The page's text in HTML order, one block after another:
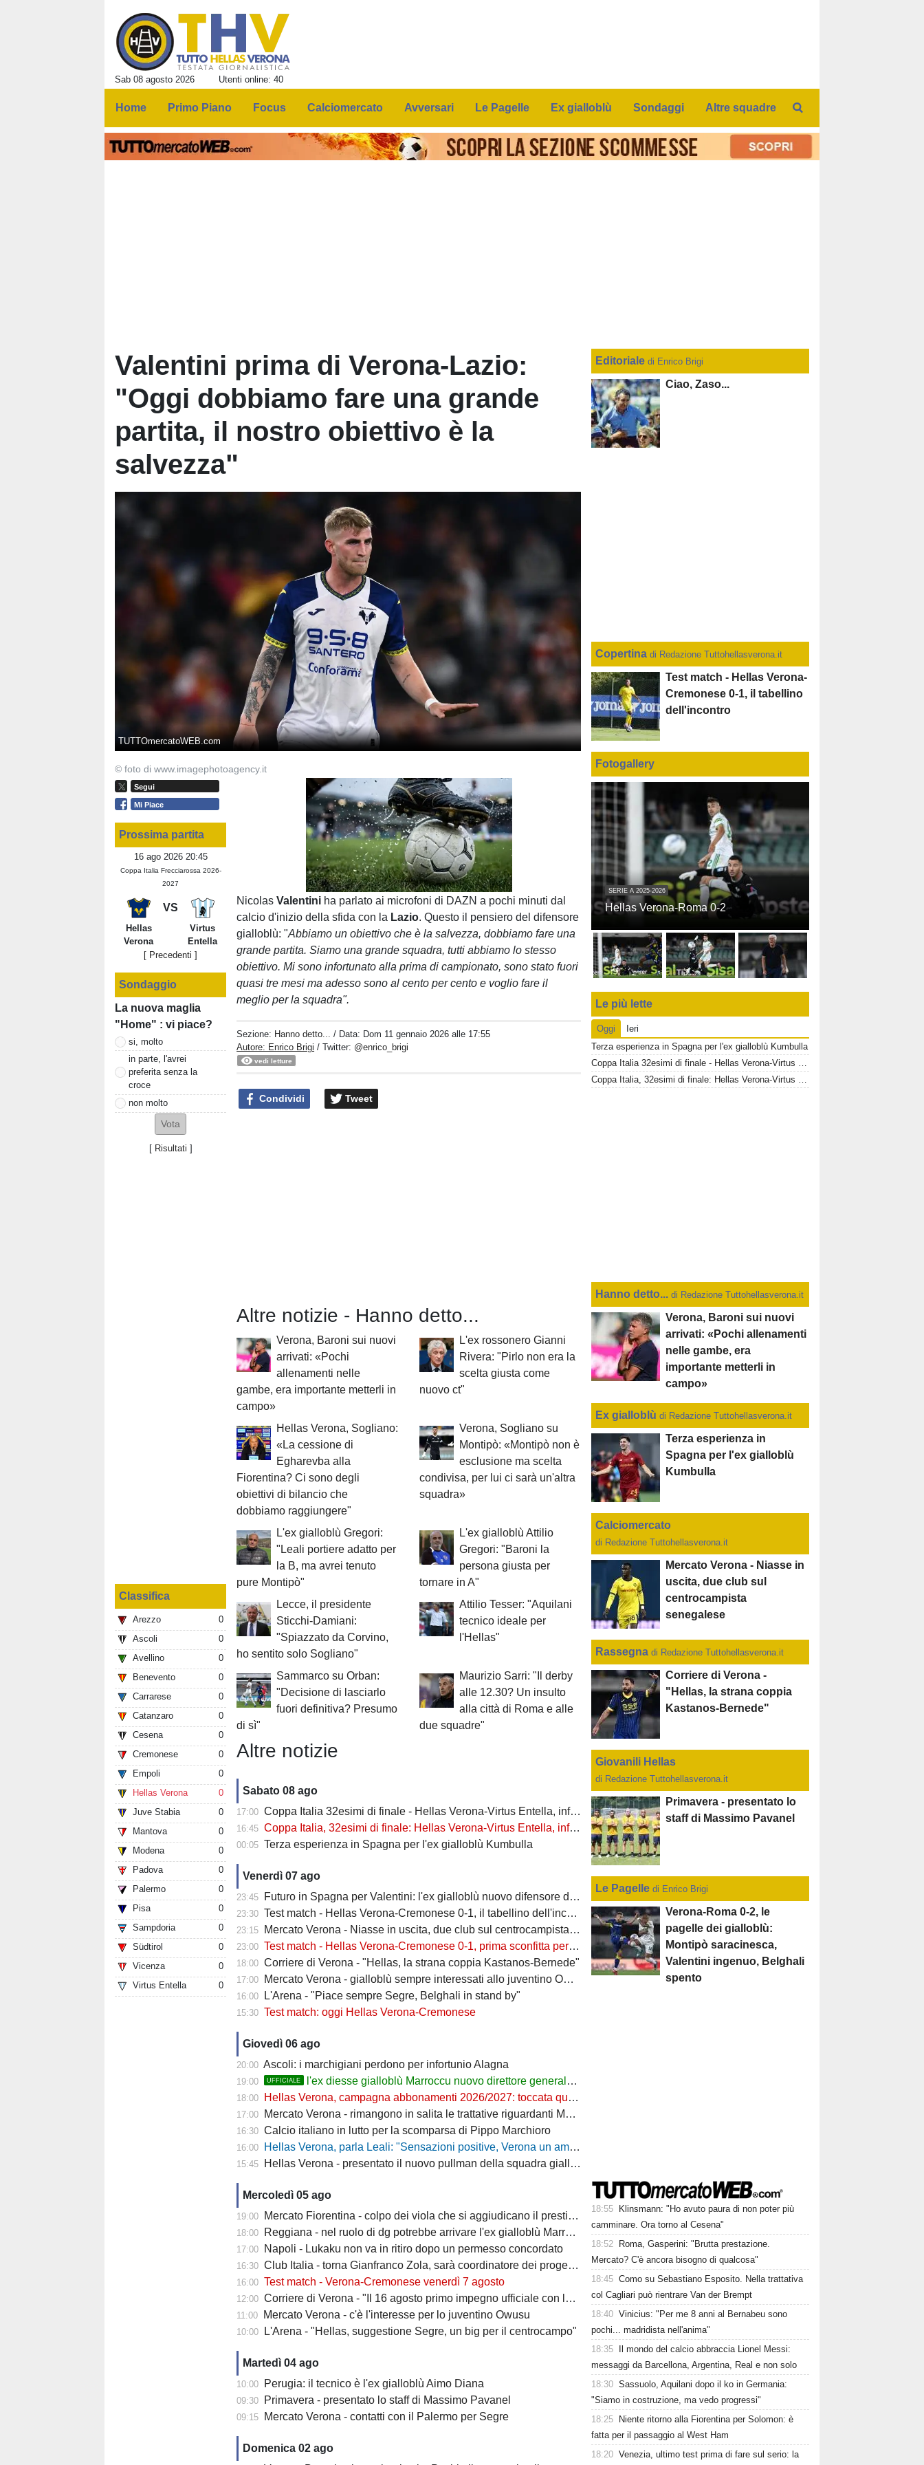
Sab 08 agosto 2026 Utenti online: 40
Home Primo Piano Focus Calciomercato Avversari Le Pagelle Ex gialloblù Sondaggi Altre squadre
Valentini prima di Verona-Lazio:
"Oggi dobbiamo fare una grande
partita, il nostro obiettivo è la
salvezza"
TUTTOmercatoWEB.com
© foto di www.imagephotoagency.it
Segui
Mi Piace
Prossima partita
16 ago 2026 20:45
Coppa Italia Frecciarossa 2026-
2027
VS
Hellas
Verona
Virtus
Entella
[ Precedenti ]
Sondaggio
La nuova maglia
"Home" : vi piace?
si, molto
in parte, l'avrei
preferita senza la
croce
non molto
[ Risultati ]
Classifica
Arezzo
0
Ascoli
0
Avellino
0
Benevento
0
Carrarese
0
Catanzaro
0
Cesena
0
Cremonese
0
Empoli
0
Hellas Verona
0
Juve Stabia
0
Mantova
0
Modena
0
Padova
0
Palermo
0
Pisa
0
Sampdoria
0
Südtirol
0
Vicenza
0
Virtus Entella
0
Unmute
Loaded:
100.00%
NicolasValentini ha parlato ai microfoni di DAZN a pochi minuti dal
calcio d'inizio della sfida con la Lazio. Questo il pensiero del difensore
gialloblù: "Abbiamo un obiettivo che è la salvezza, dobbiamo fare una
grande partita. Siamo una grande squadra, tutti abbiamo lo stesso
obiettivo. Mi sono infortunato alla prima di campionato, sono stato fuori
quasi tre mesi ma adesso sono al cento per cento e voglio fare il
meglio per la squadra".
Sezione: Hanno detto... / Data: Dom 11 gennaio 2026 alle 17:55
Autore: Enrico Brigi / Twitter: @enrico_brigi
vedi letture
Condividi Tweet
Altre notizie - Hanno detto...
Verona, Baroni sui nuovi
arrivati: «Pochi
allenamenti nelle
gambe, era importante metterli in
campo»
L'ex rossonero Gianni
Rivera: "Pirlo non era la
scelta giusta come
nuovo ct"
Hellas Verona, Sogliano:
«La cessione di
Egharevba alla
Fiorentina? Ci sono degli
obiettivi di bilancio che
dobbiamo raggiungere"
Verona, Sogliano su
Montipò: «Montipò non è
esclusione ma scelta
condivisa, per lui ci sarà un'altra
squadra»
L'ex gialloblù Gregori:
"Leali portiere adatto per
la B, ma avrei tenuto
pure Montipò"
L'ex gialloblù Attilio
Gregori: "Baroni la
persona giusta per
tornare in A"
Lecce, il presidente
Sticchi-Damiani:
"Spiazzato da Corvino,
ho sentito solo Sogliano"
Attilio Tesser: "Aquilani
tecnico ideale per
l'Hellas"
Sammarco su Orban:
"Decisione di lasciarlo
fuori definitiva? Presumo
di sì"
Maurizio Sarri: "Il derby
alle 12.30? Un insulto
alla città di Roma e alle
due squadre"
Altre notizie
Sabato 08 ago
17:00 Coppa Italia 32esimi di finale - Hellas Verona-Virtus Entella, informazioni biglietti settore OSPITI
16:45 Coppa Italia, 32esimi di finale: Hellas Verona-Virtus Entella, informazioni sui biglietti
00:05 Terza esperienza in Spagna per l'ex gialloblù Kumbulla
Venerdì 07 ago
23:45 Futuro in Spagna per Valentini: l'ex gialloblù nuovo difensore dell'Alaves
23:30 Test match - Hellas Verona-Cremonese 0-1, il tabellino dell'incontro
23:15 Mercato Verona - Niasse in uscita, due club sul centrocampista senegalese
23:00 Test match - Hellas Verona-Cremonese 0-1, prima sconfitta per i gialloblù
18:00 Corriere di Verona - "Hellas, la strana coppia Kastanos-Bernede"
17:00 Mercato Verona - gialloblù sempre interessati allo juventino Owusu
16:00 L'Arena - "Piace sempre Segre, Belghali in stand by"
15:30 Test match: oggi Hellas Verona-Cremonese
Giovedì 06 ago
20:00 Ascoli: i marchigiani perdono per infortunio Alagna
19:00 UFFICIALE l'ex diesse gialloblù Marroccu nuovo direttore generale della Reggina
18:00 Hellas Verona, campagna abbonamenti 2026/2027: toccata quota 11mila
17:00 Mercato Verona - rimangono in salita le trattative riguardanti Montipò e Segre
16:30 Calcio italiano in lutto per la scomparsa di Pippo Marchioro
16:00 Hellas Verona, parla Leali: "Sensazioni positive, Verona un ambiente dove si può lavorare bene"
15:45 Hellas Verona - presentato il nuovo pullman della squadra gialloblù
Mercoledì 05 ago
19:00 Mercato Fiorentina - colpo dei viola che si aggiudicano il prestito dal Real di Mastantuono
18:00 Reggiana - nel ruolo di dg potrebbe arrivare l'ex gialloblù Marroccu
17:00 Napoli - Lukaku non va in ritiro dopo un permesso concordato
16:30 Club Italia - torna Gianfranco Zola, sarà coordinatore dei progetti delle attività giovanili
16:00 Test match - Verona-Cremonese venerdì 7 agosto
12:00 Corriere di Verona - "Il 16 agosto primo impegno ufficiale con la Coppa Italia"
11:00 Mercato Verona - c'è l'interesse per lo juventino Owusu
10:00 L'Arena - "Hellas, suggestione Segre, un big per il centrocampo"
Martedì 04 ago
10:00 Perugia: il tecnico è l'ex gialloblù Aimo Diana
09:30 Primavera - presentato lo staff di Massimo Pavanel
09:15 Mercato Verona - contatti con il Palermo per Segre
Domenica 02 ago
Editorialedi Enrico Brigi
Ciao, Zaso...
Copertina di Redazione Tuttohellasverona.it
Test match - Hellas Verona-
Cremonese 0-1, il tabellino
dell'incontro
Fotogallery
SERIE A 2025-2026
Hellas Verona-Roma 0-2
Le più lette
Oggi
Ieri
Terza esperienza in Spagna per l'ex gialloblù Kumbulla
Coppa Italia 32esimi di finale - Hellas Verona-Virtus Entella, informazioni biglietti settore OSPITI
Coppa Italia, 32esimi di finale: Hellas Verona-Virtus Entella, informazioni sui biglietti
Hanno detto... di Redazione Tuttohellasverona.it
Verona, Baroni sui nuovi
arrivati: «Pochi allenamenti
nelle gambe, era
importante metterli in
campo»
Ex gialloblùdi Redazione Tuttohellasverona.it
Terza esperienza in
Spagna per l'ex gialloblù
Kumbulla
Calciomercato
di Redazione Tuttohellasverona.it
Mercato Verona - Niasse in
uscita, due club sul
centrocampista
senegalese
Rassegna di Redazione Tuttohellasverona.it
Corriere di Verona -
"Hellas, la strana coppia
Kastanos-Bernede"
Giovanili Hellas
di Redazione Tuttohellasverona.it
Primavera - presentato lo
staff di Massimo Pavanel
Le Pagelle di Enrico Brigi
Verona-Roma 0-2, le
pagelle dei gialloblù:
Montipò saracinesca,
Valentini ingenuo, Belghali
spento
18:55
Klinsmann: "Ho avuto paura di non poter più
camminare. Ora torno al Cesena"
18:52
Roma, Gasperini: "Brutta prestazione.
Mercato? C'è ancora bisogno di qualcosa"
18:45 Como su Sebastiano Esposito. Nella trattativa
col Cagliari può rientrare Van der Brempt
18:40 Vinicius: "Per me 8 anni al Bernabeu sono
pochi... madridista nell'anima"
18:35
Il mondo del calcio abbraccia Lionel Messi:
messaggi da Barcellona, Argentina, Real e non solo
18:30 Sassuolo, Aquilani dopo il ko in Germania:
"Siamo in costruzione, ma vedo progressi"
18:25
Niente ritorno alla Fiorentina per Solomon: è
fatta per il passaggio al West Ham
18:20 Venezia, ultimo test prima di fare sul serio: la